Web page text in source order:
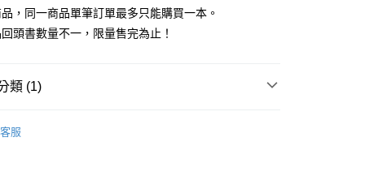
，同一商品單筆訂單最多只能購買一本。
頭書數量不一，限量售完為止！
類 (1)
客服